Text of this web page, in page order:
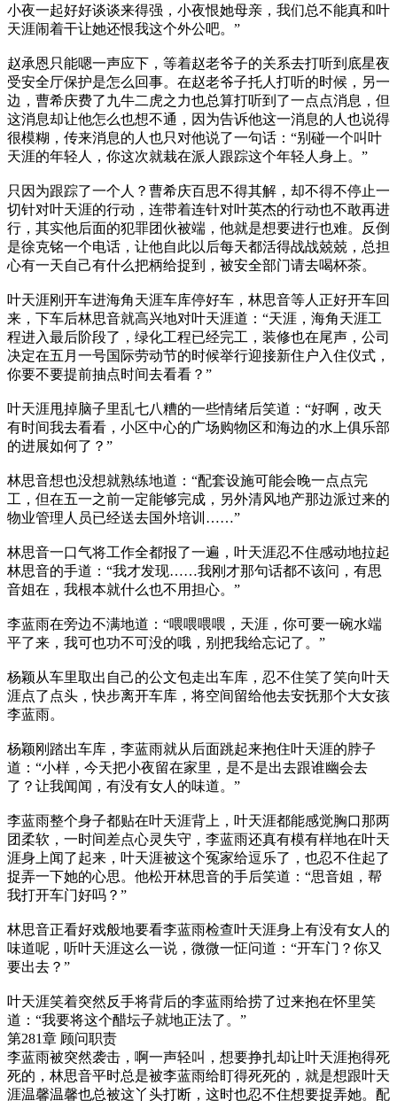
小夜一起好好谈谈来得强，小夜恨她母亲，我们总不能真和叶
天涯闹着干让她还恨我这个外公吧。”
赵承恩只能嗯一声应下，等着赵老爷子的关系去打听到底星夜
受安全厅保护是怎么回事。在赵老爷子托人打听的时候，另一
边，曹希庆费了九牛二虎之力也总算打听到了一点点消息，但
这消息却让他怎么也想不通，因为告诉他这一消息的人也说得
很模糊，传来消息的人也只对他说了一句话：“别碰一个叫叶
天涯的年轻人，你这次就栽在派人跟踪这个年轻人身上。”
只因为跟踪了一个人？曹希庆百思不得其解，却不得不停止一
切针对叶天涯的行动，连带着连针对叶英杰的行动也不敢再进
行，其实他后面的犯罪团伙被端，他就是想要进行也难。反倒
是徐克铭一个电话，让他自此以后每天都活得战战兢兢，总担
心有一天自己有什么把柄给捉到，被安全部门请去喝杯茶。
叶天涯刚开车进海角天涯车库停好车，林思音等人正好开车回
来，下车后林思音就高兴地对叶天涯道：“天涯，海角天涯工
程进入最后阶段了，绿化工程已经完工，装修也在尾声，公司
决定在五月一号国际劳动节的时候举行迎接新住户入住仪式，
你要不要提前抽点时间去看看？”
叶天涯甩掉脑子里乱七八糟的一些情绪后笑道：“好啊，改天
有时间我去看看，小区中心的广场购物区和海边的水上俱乐部
的进展如何了？”
林思音想也没想就熟练地道：“配套设施可能会晚一点点完
工，但在五一之前一定能够完成，另外清风地产那边派过来的
物业管理人员已经送去国外培训……”
林思音一口气将工作全都报了一遍，叶天涯忍不住感动地拉起
林思音的手道：“我才发现……我刚才那句话都不该问，有思
音姐在，我根本就什么也不用担心。”
李蓝雨在旁边不满地道：“喂喂喂喂，天涯，你可要一碗水端
平了来，我可也功不可没的哦，别把我给忘记了。”
杨颖从车里取出自己的公文包走出车库，忍不住笑了笑向叶天
涯点了点头，快步离开车库，将空间留给他去安抚那个大女孩
李蓝雨。
杨颖刚踏出车库，李蓝雨就从后面跳起来抱住叶天涯的脖子
道：“小样，今天把小夜留在家里，是不是出去跟谁幽会去
了？让我闻闻，有没有女人的味道。”
李蓝雨整个身子都贴在叶天涯背上，叶天涯都能感觉胸口那两
团柔软，一时间差点心灵失守，李蓝雨还真有模有样地在叶天
涯身上闻了起来，叶天涯被这个冤家给逗乐了，也忍不住起了
捉弄一下她的心思。他松开林思音的手后笑道：“思音姐，帮
我打开车门好吗？”
林思音正看好戏般地要看李蓝雨检查叶天涯身上有没有女人的
味道呢，听叶天涯这么一说，微微一怔问道：“开车门？你又
要出去？”
叶天涯笑着突然反手将背后的李蓝雨给捞了过来抱在怀里笑
道：“我要将这个醋坛子就地正法了。”
第281章 顾问职责
李蓝雨被突然袭击，啊一声轻叫，想要挣扎却让叶天涯抱得死
死的，林思音平时总是被李蓝雨给盯得死死的，就是想跟叶天
涯温馨温馨也总被这丫头打断，这时也忍不住想要捉弄她。配